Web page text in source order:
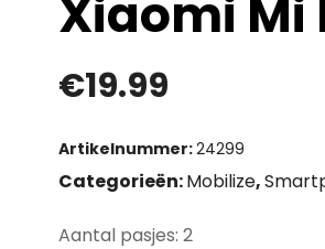
Xiaomi Mi
€19.99
Artikelnummer:24299
Categorieën:Mobilize,
Aantal pasjes: 2